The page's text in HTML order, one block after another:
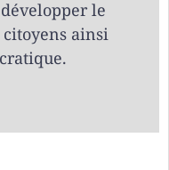
le
citoyens ainsi